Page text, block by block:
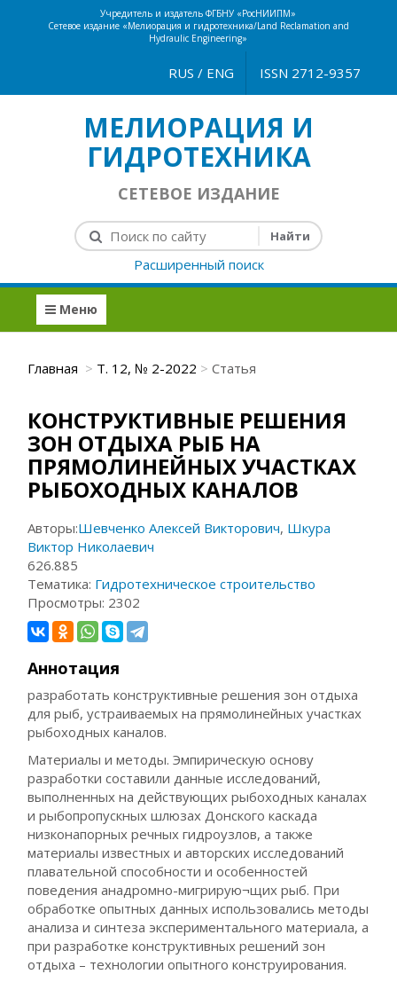
Учредитель и издатель ФГБНУ «РосНИИПМ»
Сетевое издание «Мелиорация и гидротехника/Land Reclamation and
Hydraulic Engineering»
ISSN 2712-9357
RUS / ENG
МЕЛИОРАЦИЯ И
ГИДРОТЕХНИКА
СЕТЕВОЕ ИЗДАНИЕ
Расширенный поиск
Меню
Главная Т. 12, № 2-2022 Статья
КОНСТРУКТИВНЫЕ РЕШЕНИЯ
ЗОН ОТДЫХА РЫБ НА
ПРЯМОЛИНЕЙНЫХ УЧАСТКАХ
РЫБОХОДНЫХ КАНАЛОВ
Авторы:Шевченко Алексей Викторович, Шкура
Виктор Николаевич
626.885
Тематика: Гидротехническое строительство
Просмотры: 2302
Аннотация
разработать конструктивные решения зон отдыха
для рыб, устраиваемых на прямолинейных участках
рыбоходных каналов.
Материалы и методы. Эмпирическую основу
разработки составили данные исследований,
выполненных на действующих рыбоходных каналах
и рыбопропускных шлюзах Донского каскада
низконапорных речных гидроузлов, а также
материалы известных и авторских исследований
плавательной способности и особенностей
поведения анадромно-мигрирую¬щих рыб. При
обработке опытных данных использовались методы
анализа и синтеза экспериментального материала, а
при разработке конструктивных решений зон
отдыха – технологии опытного конструирования.